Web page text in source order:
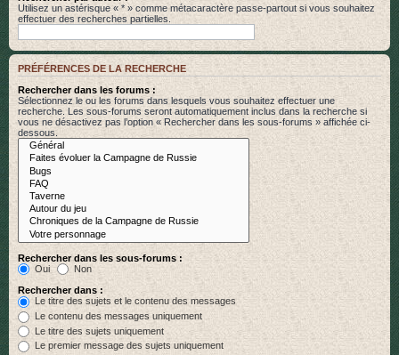
Utilisez un astérisque « * » comme métacaractère passe-partout si vous souhaitez
effectuer des recherches partielles.
PRÉFÉRENCES DE LA RECHERCHE
Rechercher dans les forums :
Sélectionnez le ou les forums dans lesquels vous souhaitez effectuer une
recherche. Les sous-forums seront automatiquement inclus dans la recherche si
vous ne désactivez pas l’option « Rechercher dans les sous-forums » affichée ci-
dessous.
Rechercher dans les sous-forums :
Oui
Non
Rechercher dans :
Le titre des sujets et le contenu des messages
Le contenu des messages uniquement
Le titre des sujets uniquement
Le premier message des sujets uniquement